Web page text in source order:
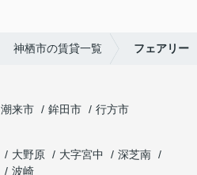
神栖市の賃貸一覧 フェアリー
潮来市 鉾田市
行方市
大野原 大字宮中
深芝南
波崎